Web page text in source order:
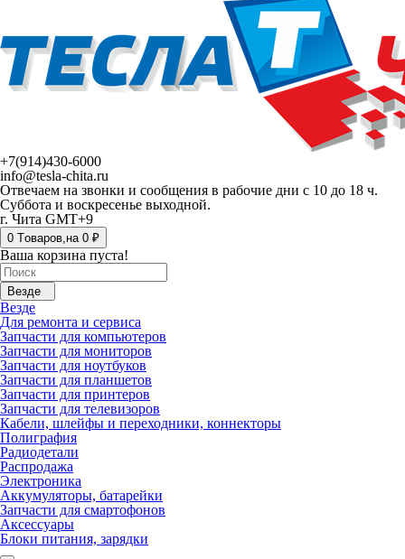
+7(914)430-6000
info@tesla-chita.ru
Отвечаем на звонки и сообщения в рабочие дни с 10 до 18 ч.
Суббота и воскресенье выходной.
г. Чита GMT+9
0 Tоваров,на 0 ₽
Ваша корзина пуста!
Везде
Везде
Для ремонта и сервиса
Запчасти для компьютеров
Запчасти для мониторов
Запчасти для ноутбуков
Запчасти для планшетов
Запчасти для принтеров
Запчасти для телевизоров
Кабели, шлейфы и переходники, коннекторы
Полиграфия
Радиодетали
Распродажа
Электроника
Аккумуляторы, батарейки
Запчасти для смартофонов
Аксессуары
Блоки питания, зарядки